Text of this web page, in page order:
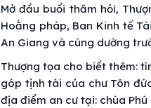
Mở đầu buổi thăm hỏi,
Hoằng pháp, Ban Kinh tế
An Giang và cúng dường
Thượng tọa cho biết thêm:
góp tịnh tài của chư Tôn
địa điểm an cư tại: chùa